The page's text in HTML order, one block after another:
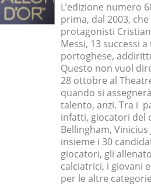
L’edizione numero
prima, dal 2003,
protagonisti
Messi, 13 successi
portoghese,
Questo non vuol
28 ottobre al
quando si
talento, anzi. Tra i
infatti, giocatori del
Bellingham,
insieme i 30
giocatori, gli
calciatrici, i giovani
per le altre